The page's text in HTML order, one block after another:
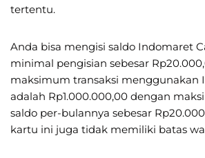
tertentu.
Anda bisa mengisi saldo Indomaret
minimal pengisian sebesar
maksimum transaksi menggunakan
adalah Rp1.000.000,00 dengan
saldo per-bulannya sebesar
kartu ini juga tidak memiliki batas